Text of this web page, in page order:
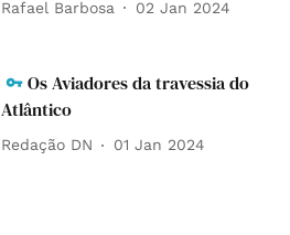
Rafael Barbosa 02 Jan 2024
Os Aviadores da travessia do
Atlântico
Redação DN 01 Jan 2024